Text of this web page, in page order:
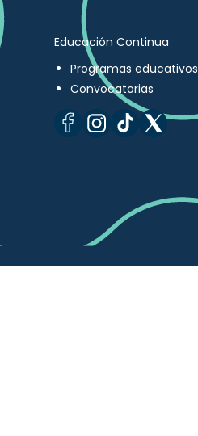
Educación Continua
Programas educativos
Convocatorias